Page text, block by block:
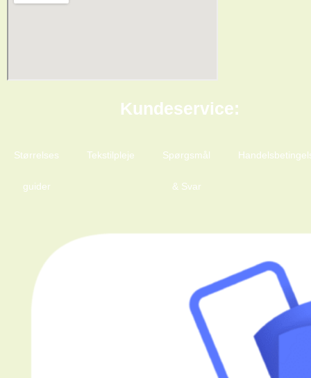
Kundeservice:
Størrelses
guider
Tekstilpleje Spørgsmål
& Svar